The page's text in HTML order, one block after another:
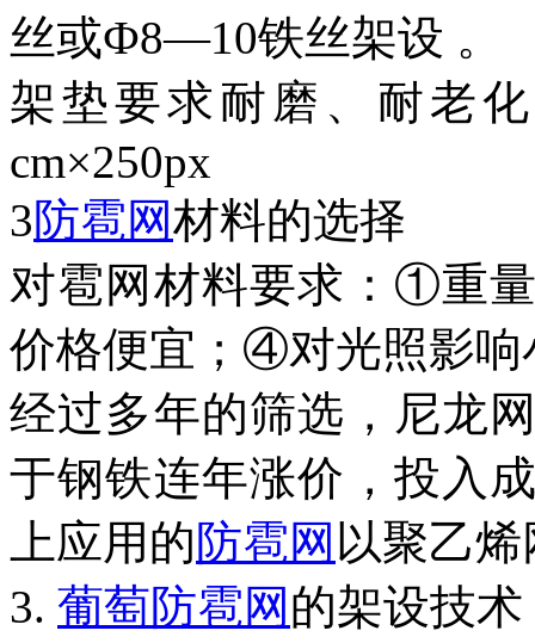
丝或Ф8—10铁丝架设 。
架垫要求耐磨、耐老
cm×250px
3防雹网材料的选择
对雹网材料要求：①重
价格便宜；④对光照影响
经过多年的筛选，尼龙
于钢铁连年涨价，投入
上应用的防雹网 以聚乙
3. 葡萄防雹网 的架设技术